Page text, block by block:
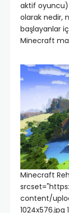
aktif oyuncu)
olarak nedir,
başlayanlar
Minecraft
Minecraft
content/
1024x576.jpg